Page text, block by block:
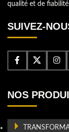
qualité et de
SUIVEZ-
NOS